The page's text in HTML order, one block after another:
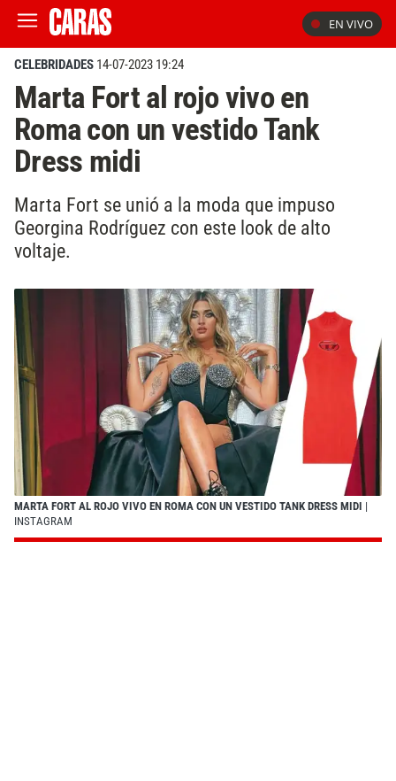
EN VIVO
CELEBRIDADES 14-07-2023 19:24
Marta Fort al rojo vivo en
Roma con un vestido Tank
Dress midi
Marta Fort se unió a la moda que impuso
Georgina Rodríguez con este look de alto
voltaje.
MARTA FORT AL ROJO VIVO EN ROMA CON UN VESTIDO TANK DRESS MIDI |
INSTAGRAM